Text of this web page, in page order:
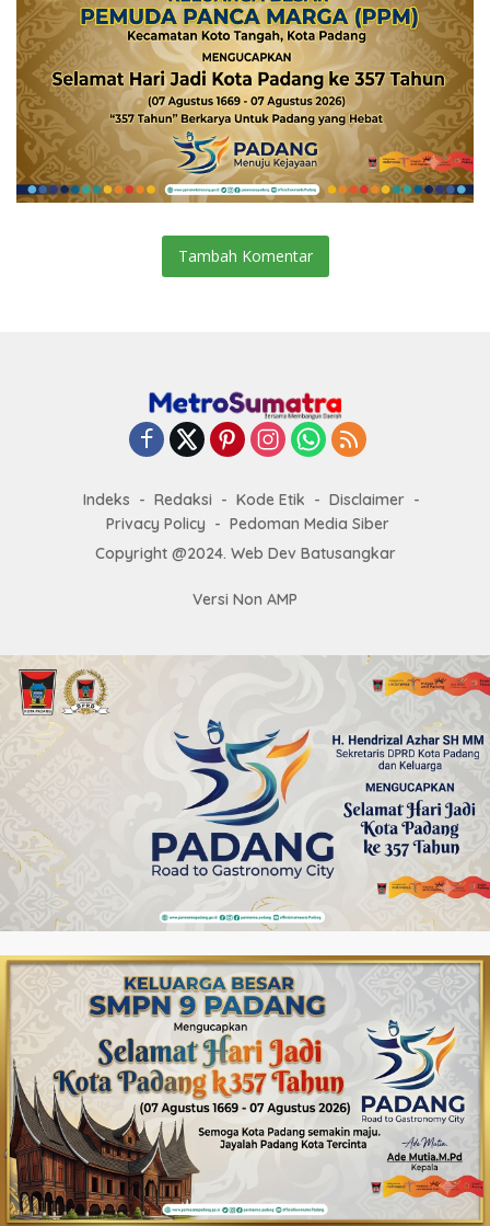
Tambah Komentar
Indeks Redaksi Kode Etik
Disclaimer
Privacy Policy
Pedoman Media Siber
Copyright @2024. Web Dev Batusangkar
Versi Non AMP